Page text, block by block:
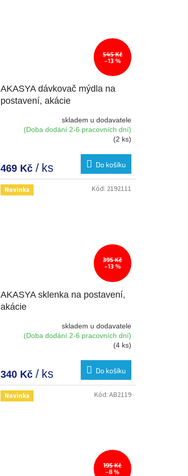
545 Kč
–13 %
AKASYA dávkovač mýdla na
postavení, akácie
skladem u dodavatele
(Doba dodání 2-6 pracovních dní)
(2 ks)
469 Kč / ks Do košíku
Novinka
395 Kč
–13 %
AKASYA sklenka na postavení,
akácie
skladem u dodavatele
(Doba dodání 2-6 pracovních dní)
(4 ks)
340 Kč / ks Do košíku
Kód: 2192111
Novinka
195 Kč
–8 %
Kód: AB2119